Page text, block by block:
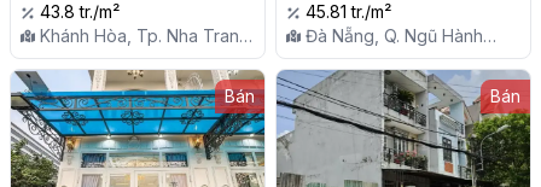
Ngọc Hiệp
43.8 tr./m²
Khánh Hòa, Tp. Nha Trang,
P. Ngọc Hiệp
45.81 tr./m²
Đà Nẵng, Q. Ngũ Hành
Sơn, P. Hoà Quý
Bán
Bán